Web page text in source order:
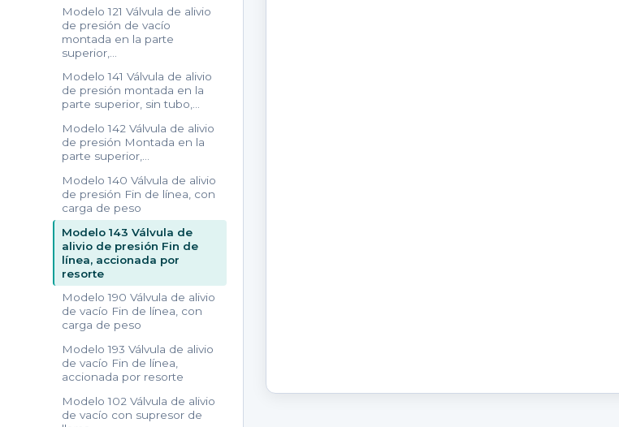
Modelo 121 Válvula de alivio
de presión de vacío
montada en la parte
superior,…
Modelo 141 Válvula de alivio
de presión montada en la
parte superior, sin tubo,…
Modelo 142 Válvula de alivio
de presión Montada en la
parte superior,…
Modelo 140 Válvula de alivio
de presión Fin de línea, con
carga de peso
Modelo 143 Válvula de
alivio de presión Fin de
línea, accionada por
resorte
Modelo 190 Válvula de alivio
de vacío Fin de línea, con
carga de peso
Modelo 193 Válvula de alivio
de vacío Fin de línea,
accionada por resorte
Modelo 102 Válvula de alivio
de vacío con supresor de